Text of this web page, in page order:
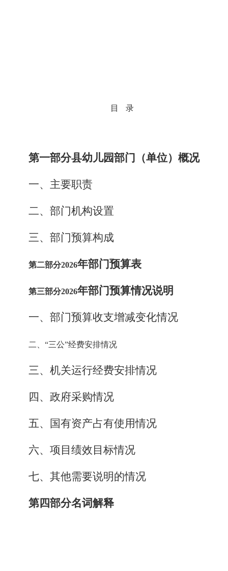
目 录
第一部分县幼儿园部门（单位）概况
一、主要职责
二、部门机构设置
三、部门预算构成
第二部分2026年部门预算表
第三部分2026年部门预算情况说明
一、部门预算收支增减变化情况
二、“三公”经费安排情况
三、机关运行经费安排情况
四、政府采购情况
五、国有资产占有使用情况
六、项目绩效目标情况
七、其他需要说明的情况
第四部分名词解释